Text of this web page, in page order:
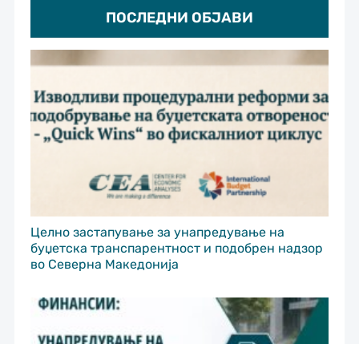
ПОСЛЕДНИ ОБЈАВИ
Целно застапување за унапредување на
буџетска транспарентност и подобрен надзор
во Северна Македонија